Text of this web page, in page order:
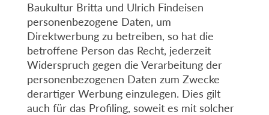
Baukultur Britta und Ulrich Findeisen
personenbezogene Daten, um
Direktwerbung zu betreiben, so hat die
betroffene Person das Recht, jederzeit
Widerspruch gegen die Verarbeitung der
personenbezogenen Daten zum Zwecke
derartiger Werbung einzulegen. Dies gilt
auch für das Profiling, soweit es mit solcher